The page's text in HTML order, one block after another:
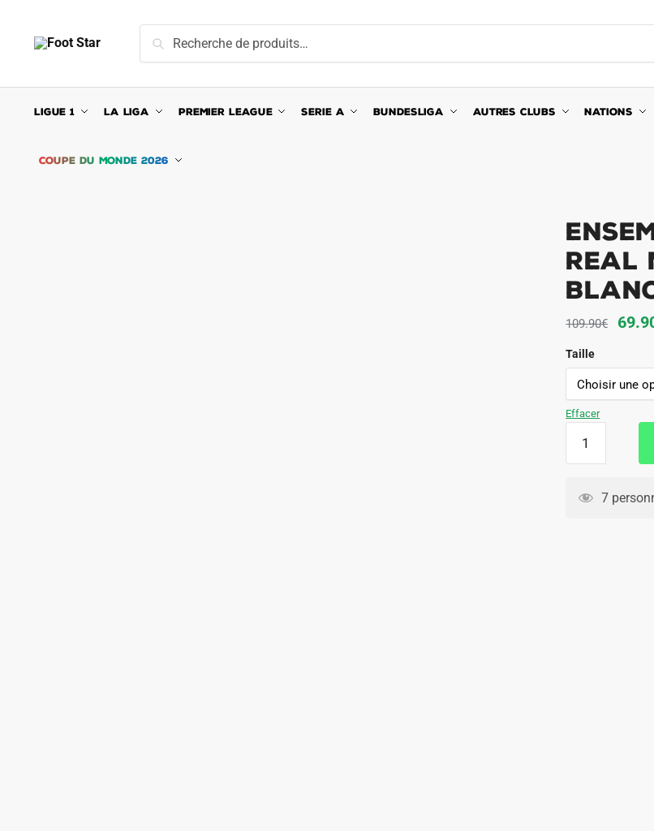
navigation
content
pour :
Recherche
LIGUE 1 LA LIGA PREMIER LEAGUE SERIE A BUNDESLIGA AUTRES CLUBS NATIONS
COUPE DU MONDE 2026
Real
109.90€
Le
initial
était :
Taille
Effacer
Maillot7